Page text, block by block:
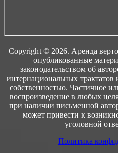
Copyright © 2026. Аренда
опубликованные
законодательством об
интернациональных трактатов
собственностью. Частичное
воспроизведение в любых
при наличии письменной
может привести к
уголовной
Политика